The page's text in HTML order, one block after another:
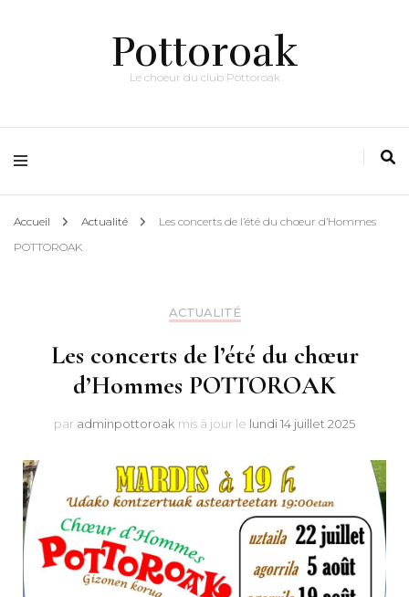
Pottoroak
Le choeur du club Pottoroak
Accueil Actualité
Les concerts de l’été du chœur d’Hommes
POTTOROAK
ACTUALITÉ
Les concerts de l’été du chœur
d’Hommes POTTOROAK
par adminpottoroak mis à jour le lundi 14 juillet 2025